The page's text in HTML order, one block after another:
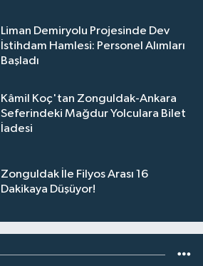
Liman Demiryolu Projesinde Dev
İstihdam Hamlesi: Personel Alımları
Başladı
Kâmil Koç'tan Zonguldak-Ankara
Seferindeki Mağdur Yolculara Bilet
İadesi
Zonguldak İle Filyos Arası 16
Dakikaya Düşüyor!